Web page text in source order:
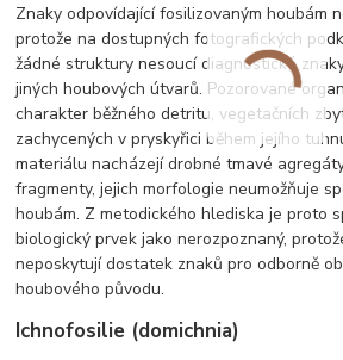
Znaky odpovídající fosilizovaným houbám
protože na dostupných fotografických
žádné struktury nesoucí diagnostické
jiných houbových útvarů. Pozorované
charakter běžného detritu, vegetačních
zachycených v pryskyřici během jejího
materiálu nacházejí drobné tmavé
fragmenty, jejich morfologie neumožňuje
houbám. Z metodického hlediska je proto
biologický prvek jako nerozpoznaný,
neposkytují dostatek znaků pro odborně
houbového původu.
Ichnofosilie (domichnia)